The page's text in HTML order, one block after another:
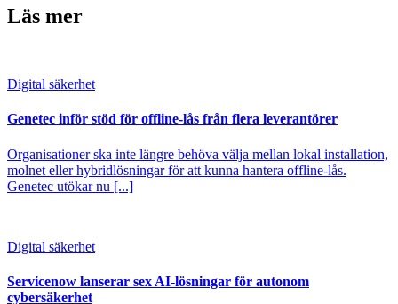
Läs mer
Digital säkerhet
Genetec inför stöd för offline-lås från flera leverantörer
Organisationer ska inte längre behöva välja mellan lokal installation,
molnet eller hybridlösningar för att kunna hantera offline-lås.
Genetec utökar nu [...]
Digital säkerhet
Servicenow lanserar sex AI-lösningar för autonom
cybersäkerhet